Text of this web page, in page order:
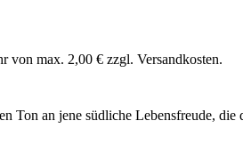
von max. 2,00 € zzgl. Versandkosten.
Ton an jene südliche Lebensfreude,